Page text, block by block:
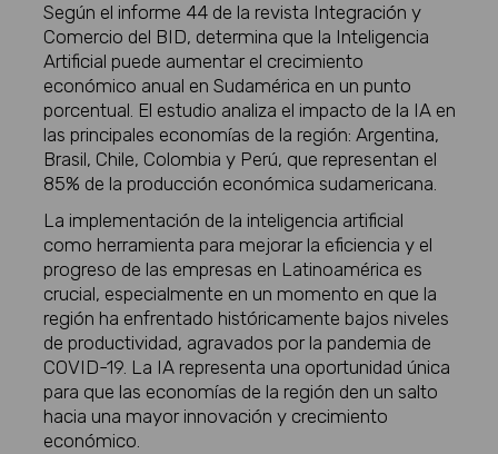
Según el informe 44 de la revista Integración y
Comercio del BID, determina que la Inteligencia
Artificial puede aumentar el crecimiento
económico anual en Sudamérica en un punto
porcentual. El estudio analiza el impacto de la IA en
las principales economías de la región: Argentina,
Brasil, Chile, Colombia y Perú, que representan el
85% de la producción económica sudamericana.
La implementación de la inteligencia artificial
como herramienta para mejorar la eficiencia y el
progreso de las empresas en Latinoamérica es
crucial, especialmente en un momento en que la
región ha enfrentado históricamente bajos niveles
de productividad, agravados por la pandemia de
COVID-19. La IA representa una oportunidad única
para que las economías de la región den un salto
hacia una mayor innovación y crecimiento
económico.